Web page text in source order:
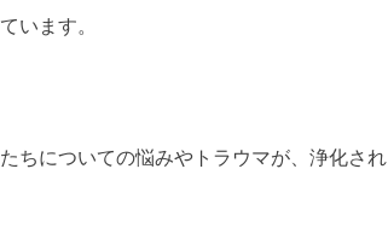
います。
ちについての悩みやトラウマが、浄化され